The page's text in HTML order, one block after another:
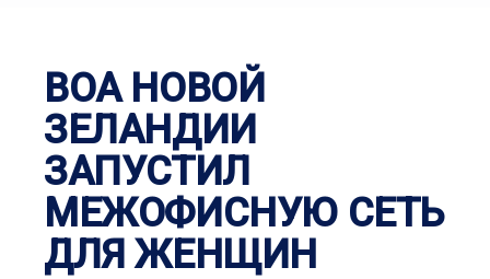
ВОА НОВОЙ
ЗЕЛАНДИИ
ЗАПУСТИЛ
МЕЖОФИСНУЮ СЕТЬ
ДЛЯ ЖЕНЩИН